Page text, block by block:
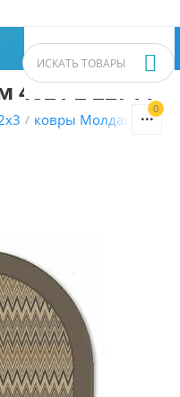
0



4821 2 22711
/ ковры Молдавские